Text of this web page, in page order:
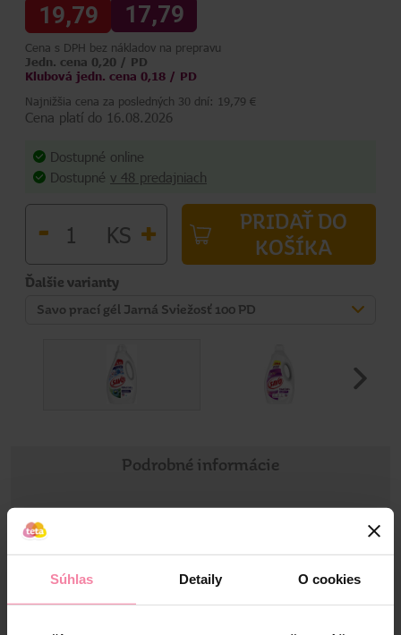
Súhlas Detaily O cookies
19,79 17,79
Cena s DPH bez nákladov na prepravu
Jedn. cena 0,20 / PD
Klubová jedn. cena 0,18 / PD
Najnižšia cena za posledných 30 dní: 19,79 €
Cena platí do 16.08.2026
Dostupné online
Dostupné v 48 predajniach
- KS +
PRIDAŤ DO
KOŠÍKA
Ďalšie varianty
Savo prací gél Jarná Sviežosť 100 PD
Podrobné informácie
Informácie o výrobku
Savo univerzálny prací gél Jarná Sviežosť na i bielu bielizeň
sa stará o účinné odstránenie odolných škvŕn a zápachov.
Inovatívne zloženie pracieho gélu obsahujúce 79 %